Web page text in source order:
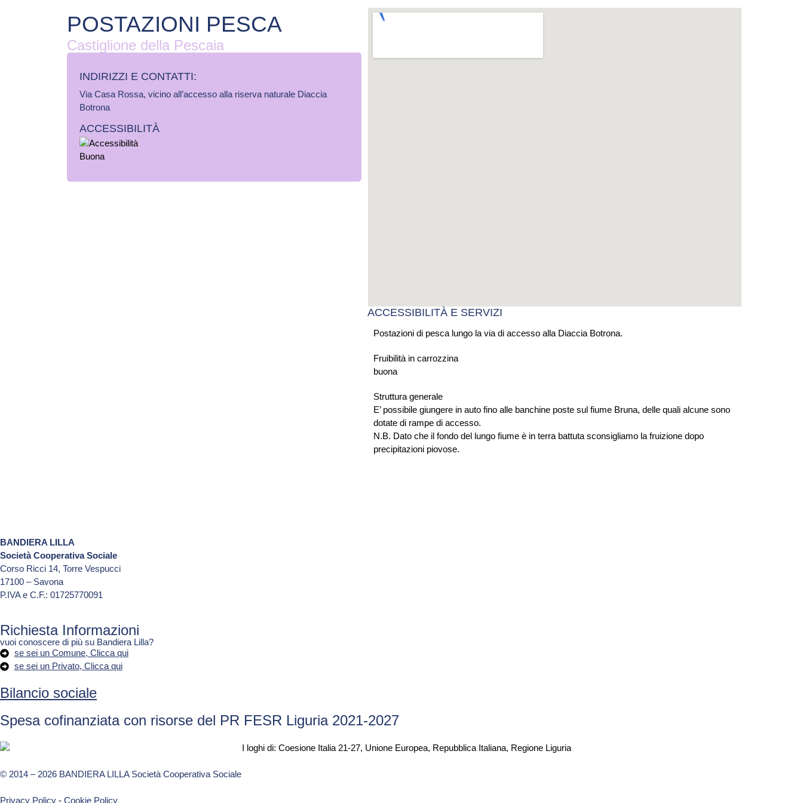
POSTAZIONI PESCA
Castiglione della Pescaia
INDIRIZZI E CONTATTI:​
Via Casa Rossa, vicino all’accesso alla riserva naturale Diaccia
Botrona
ACCESSIBILITÀ
ACCESSIBILITÀ E SERVIZI
Postazioni di pesca lungo la via di accesso alla Diaccia Botrona.
Fruibilità in carrozzina
buona
Struttura generale
E’ possibile giungere in auto fino alle banchine poste sul fiume Bruna, delle quali alcune sono
dotate di rampe di accesso.
N.B. Dato che il fondo del lungo fiume è in terra battuta sconsigliamo la fruizione dopo
precipitazioni piovose.
BANDIERA LILLA
Società Cooperativa Sociale
Corso Ricci 14, Torre Vespucci
17100 – Savona
P.IVA e C.F.: 01725770091
Richiesta Informazioni
vuoi conoscere di più su Bandiera Lilla?
se sei un Comune, Clicca qui
se sei un Privato, Clicca qui
Bilancio sociale
Spesa cofinanziata con risorse del PR FESR Liguria 2021-2027
© 2014 – 2026 BANDIERA LILLA Società Cooperativa Sociale
Privacy Policy - Cookie Policy